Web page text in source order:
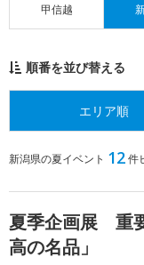
甲信越
順番を並び替える
エリア順
新潟県の夏イベント 12件
夏季企画展 重
高の名品」